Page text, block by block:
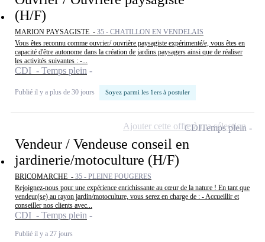
(H/F)
MARION PAYSAGISTE - 35 - CHATILLON EN VENDELAIS
Vous êtes reconnu comme ouvrier/ ouvrière paysagiste expérimenté/e, vous êtes en
capacité d'être autonome dans la création de jardins paysagers ainsi que de réaliser
les activités suivantes : -...
CDI - Temps plein
Publié il y a plus de 30 jours Soyez parmi les 1ers à postuler
Vendeur / Vendeuse conseil en
jardinerie/motoculture (H/F)
BRICOMARCHE - 35 - PLEINE FOUGERES
Rejoignez-nous pour une expérience enrichissante au cœur de la nature ! En tant que
vendeur(se) au rayon jardin/motoculture, vous serez en charge de : - Accueillir et
conseiller nos clients avec...
CDI - Temps plein
Publié il y a 27 jours
CDITemps plein
Ajouter cette offre à ma sélection